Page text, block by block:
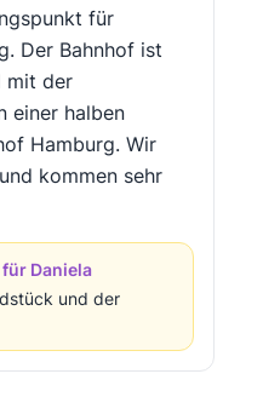
für
Der Bahnhof ist
mit der
einer halben
Hamburg. Wir
kommen sehr
Daniela
und der